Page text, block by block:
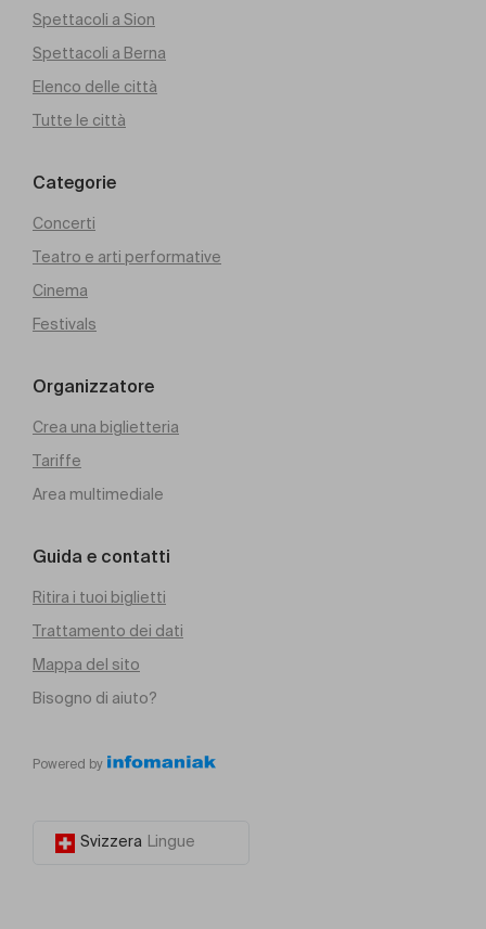
Spettacoli a Sion
Spettacoli a Berna
Elenco delle città
Tutte le città
Categorie
Concerti
Teatro e arti performative
Cinema
Festivals
Organizzatore
Crea una biglietteria
Tariffe
Area multimediale
Guida e contatti
Ritira i tuoi biglietti
Trattamento dei dati
Mappa del sito
Bisogno di aiuto?
Powered by
Svizzera Lingue